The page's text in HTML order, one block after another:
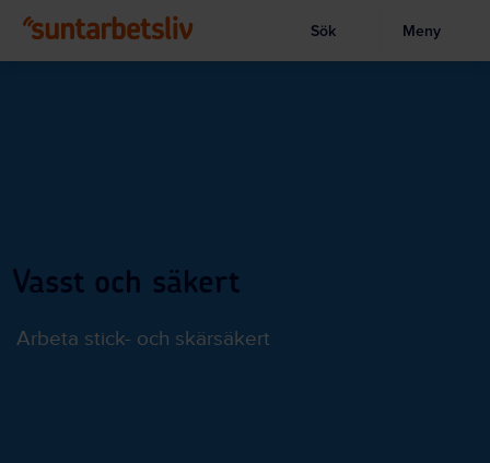
Visa sökruta
Sök Meny
Vasst och säkert
Arbeta stick- och skärsäkert